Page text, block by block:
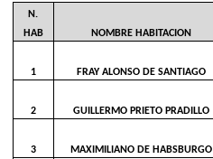
N.
HAB
NOMBRE HABITACION
1 FRAY ALONSO DE SANTIAGO
2 GUILLERMO PRIETO PRADILLO
3 MAXIMILIANO DE HABSBURGO